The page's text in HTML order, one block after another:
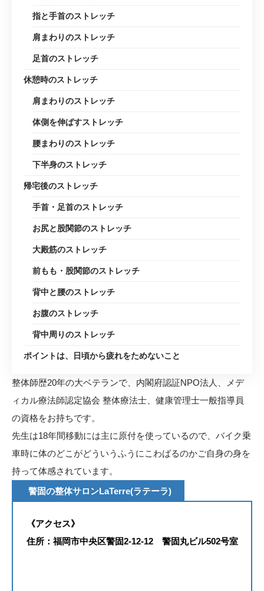
指と手首のストレッチ
肩まわりのストレッチ
足首のストレッチ
休憩時のストレッチ
肩まわりのストレッチ
体側を伸ばすストレッチ
腰まわりのストレッチ
下半身のストレッチ
帰宅後のストレッチ
手首・足首のストレッチ
お尻と股関節のストレッチ
大殿筋のストレッチ
前もも・股関節のストレッチ
背中と腰のストレッチ
お腹のストレッチ
背中周りのストレッチ
ポイントは、日頃から疲れをためないこと
整体師歴20年の大ベテランで、内閣府認証NPO法人、メデ
ィカル療法師認定協会 整体療法士、健康管理士一般指導員
の資格をお持ちです。
先生は18年間移動には主に原付を使っているので、バイク乗
車時に体のどこがどういうふうにこわばるのかご自身の身を
持って体感されています。
警固の整体サロンLaTerre(ラテーラ)
《アクセス》
住所：福岡市中央区警固2-12-12 警固丸ビル502号室